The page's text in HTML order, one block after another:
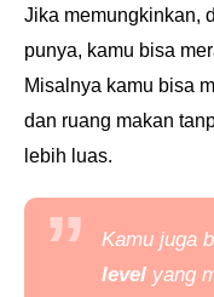
Jika memungkinkan,
punya, kamu bisa
Misalnya kamu bisa
dan ruang makan
lebih luas.
Kamu juga
level yang